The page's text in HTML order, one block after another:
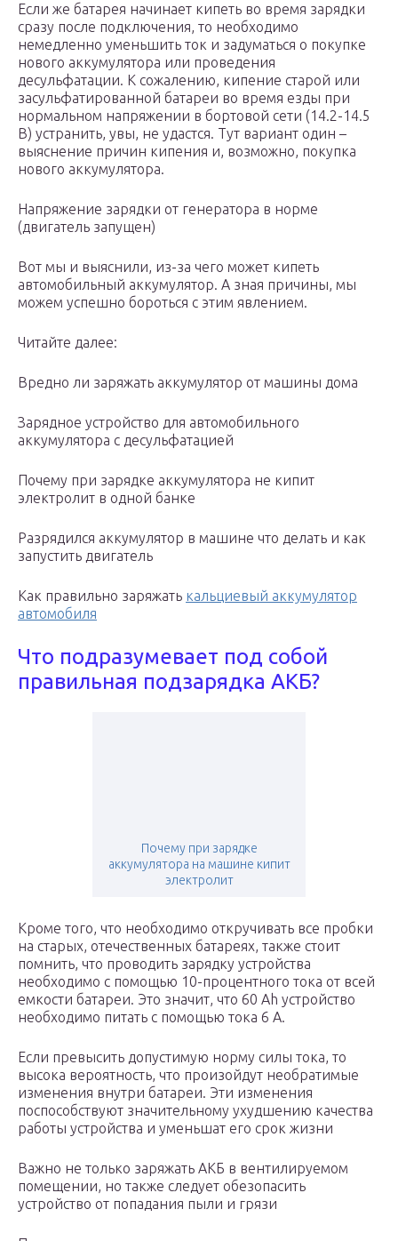
Если же батарея начинает кипеть во время зарядки
сразу после подключения, то необходимо
немедленно уменьшить ток и задуматься о покупке
нового аккумулятора или проведения
десульфатации. К сожалению, кипение старой или
засульфатированной батареи во время езды при
нормальном напряжении в бортовой сети (14.2-14.5
В) устранить, увы, не удастся. Тут вариант один –
выяснение причин кипения и, возможно, покупка
нового аккумулятора.
Напряжение зарядки от генератора в норме
(двигатель запущен)
Вот мы и выяснили, из-за чего может кипеть
автомобильный аккумулятор. А зная причины, мы
можем успешно бороться с этим явлением.
Читайте далее:
Вредно ли заряжать аккумулятор от машины дома
Зарядное устройство для автомобильного
аккумулятора с десульфатацией
Почему при зарядке аккумулятора не кипит
электролит в одной банке
Разрядился аккумулятор в машине что делать и как
запустить двигатель
Как правильно заряжать кальциевый аккумулятор
автомобиля
Что подразумевает под собой
правильная подзарядка АКБ?
Почему при зарядке
аккумулятора на машине кипит
электролит
Кроме того, что необходимо откручивать все пробки
на старых, отечественных батареях, также стоит
помнить, что проводить зарядку устройства
необходимо с помощью 10-процентного тока от всей
емкости батареи. Это значит, что 60 Ah устройство
необходимо питать с помощью тока 6 А.
Если превысить допустимую норму силы тока, то
высока вероятность, что произойдут необратимые
изменения внутри батареи. Эти изменения
поспособствуют значительному ухудшению качества
работы устройства и уменьшат его срок жизни
Важно не только заряжать АКБ в вентилируемом
помещении, но также следует обезопасить
устройство от попадания пыли и грязи